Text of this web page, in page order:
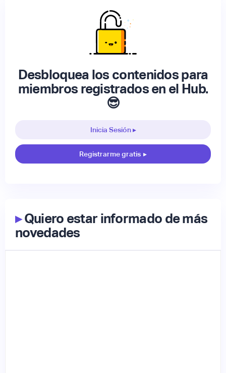
Desbloquea los contenidos para
miembros registrados en el Hub.
😎
Inicia Sesión ▸
Registrarme gratis ▸
▸Quiero estar informado de más
novedades